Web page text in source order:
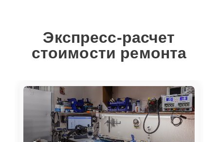
Экспресс-расчет
стоимости ремонта